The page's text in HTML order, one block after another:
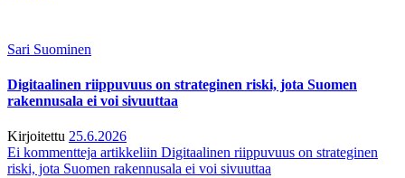
Sari Suominen
Digitaalinen riippuvuus on strateginen riski, jota Suomen
rakennusala ei voi sivuuttaa
Kirjoitettu 25.6.2026
Ei kommentteja artikkeliin Digitaalinen riippuvuus on strateginen
riski, jota Suomen rakennusala ei voi sivuuttaa